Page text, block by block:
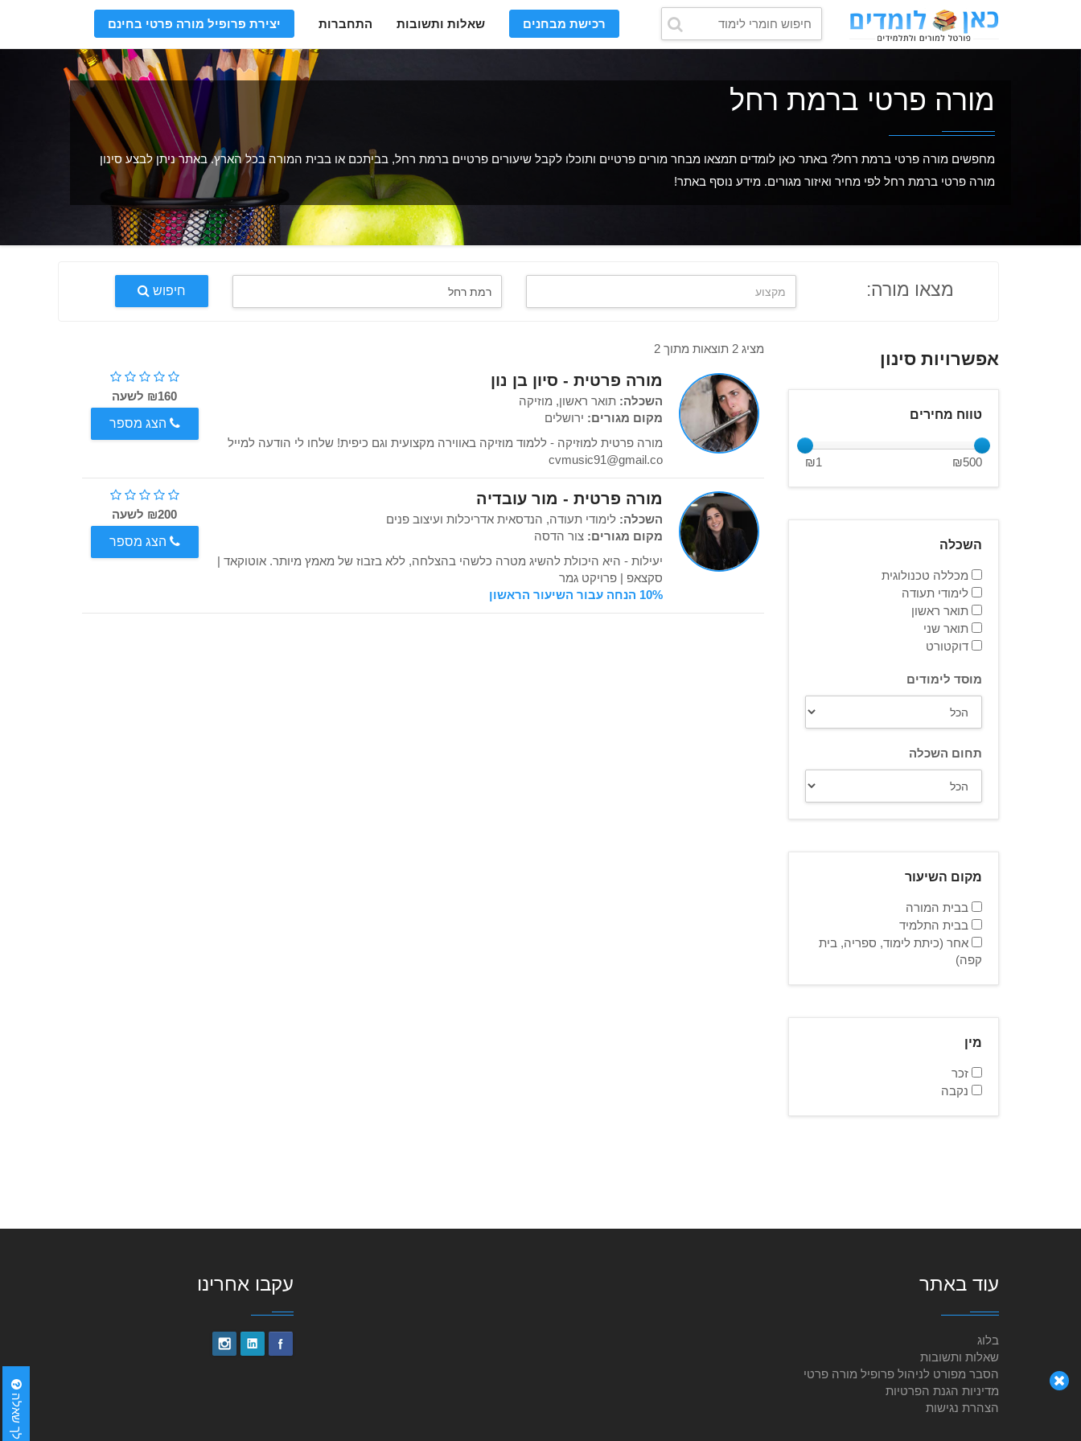
רכישת מבחנים שאלות ותשובות התחברות יצירת פרופיל מורה פרטי בחינם
מורה פרטי ברמת רחל
מחפשים מורה פרטי ברמת רחל? באתר כאן לומדים תמצאו מבחר מורים פרטיים ותוכלו לקבל שיעורים פרטיים ברמת רחל, בביתכם או בבית המורה בכל הארץ. באתר ניתן לבצע סינון
מורה פרטי ברמת רחל לפי מחיר ואיזור מגורים. מידע נוסף באתר!
מצאו מורה: חיפוש
אפשרויות סינון
טווח מחירים
₪1 ₪500
השכלה
מכללה טכנולוגית
לימודי תעודה
תואר ראשון
תואר שני
דוקטורט
מוסד לימודים
תחום השכלה
מקום השיעור
בבית המורה
בבית התלמיד
אחר (כיתת לימוד, ספריה, בית
קפה)
מין
זכר
נקבה
מציג 2 תוצאות מתוך 2
מורה פרטית - סיון בן נון
השכלה: תואר ראשון, מוזיקה
מקום מגורים: ירושלים
מורה פרטית למוזיקה - ללמוד מוזיקה באווירה מקצועית וגם כיפית! שלחו לי הודעה למייל
cvmusic91@gmail.co
₪160 לשעה
הצג מספר
מורה פרטית - מור עובדיה
השכלה: לימודי תעודה, הנדסאית אדריכלות ועיצוב פנים
מקום מגורים: צור הדסה
יעילות - היא היכולת להשיג מטרה כלשהי בהצלחה, ללא בזבוז של מאמץ מיותר. אוטוקאד |
סקצאפ | פרויקט גמר
10% הנחה עבור השיעור הראשון
₪200 לשעה
הצג מספר
יש לך שאלה
עוד באתר
בלוג
שאלות ותשובות
הסבר מפורט לניהול פרופיל מורה פרטי
מדיניות הגנת הפרטיות
הצהרת נגישות
עקבו אחרינו